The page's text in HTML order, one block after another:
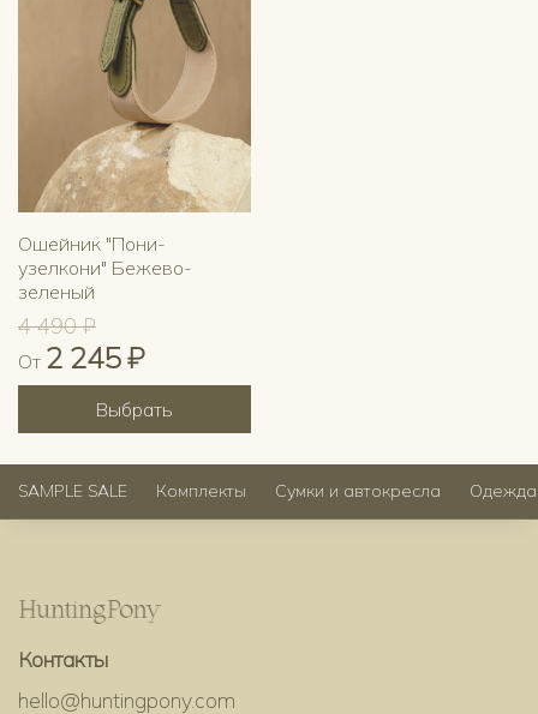
Ошейник "Пони-
узелкони" Бежево-
зеленый
4 490 ₽
От 2 245 ₽
Выбрать
SAMPLE SALE Комплекты Сумки и автокресла Одежда
Контакты
hello@huntingpony.com